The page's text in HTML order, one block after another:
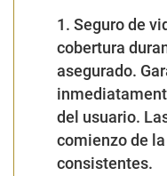
1. Seguro de
cobertura
asegurado.
del usuario.
comienzo de
consistentes.